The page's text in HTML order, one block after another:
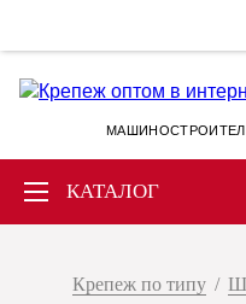
КАТАЛОГ
Крепеж по типу /